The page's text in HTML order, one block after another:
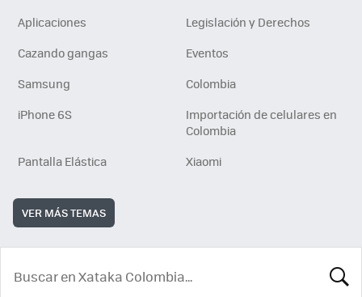
Aplicaciones
Legislación y Derechos
Cazando gangas
Eventos
Samsung
Colombia
iPhone 6S
Importación de celulares en
Colombia
Pantalla Elástica
Xiaomi
VER MÁS TEMAS